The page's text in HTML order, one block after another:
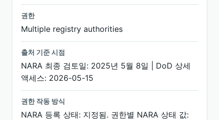
권한
Multiple registry authorities
출처 기준 시점
NARA 최종 검토일: 2025년 5월 8일 | DoD 상세
액세스: 2026-05-15
권한 작동 방식
NARA 등록 상태: 지정됨. 권한별 NARA 상태 값: